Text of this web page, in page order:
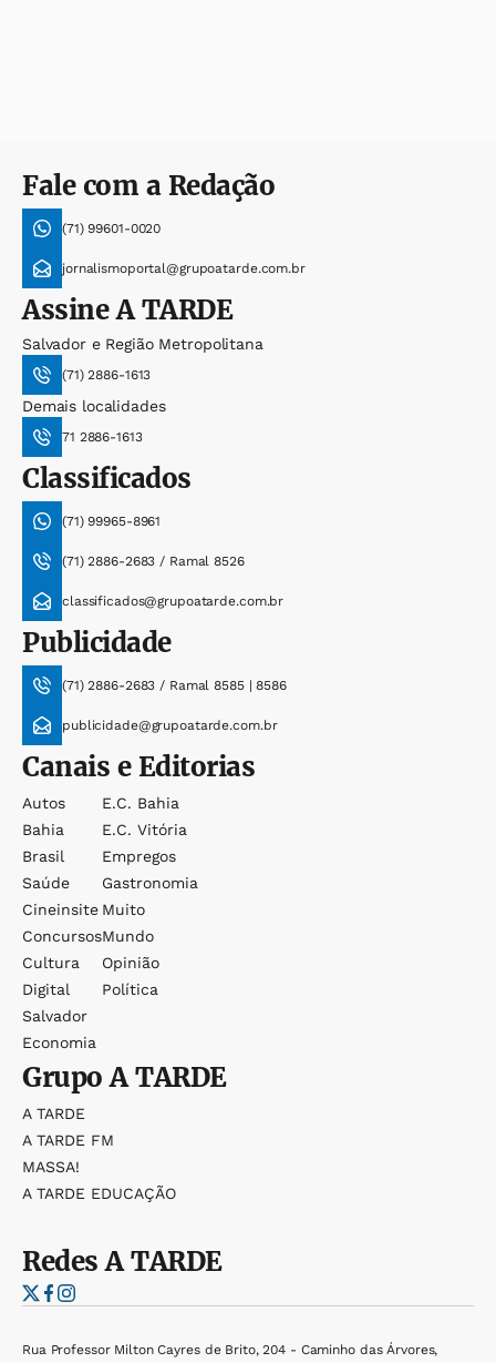
Fale com a Redação
(71) 99601-0020
jornalismoportal@grupoatarde.com.br
AssineA TARDE
Salvador e Região Metropolitana
(71) 2886-1613
Demais localidades
71 2886-1613
Classificados
(71) 99965-8961
(71) 2886-2683 / Ramal 8526
classificados@grupoatarde.com.br
Publicidade
(71) 2886-2683 / Ramal 8585 | 8586
publicidade@grupoatarde.com.br
Canais e Editorias
Autos
Bahia
Brasil
Saúde
Cineinsite
Concursos
Cultura
Digital
Salvador
Economia
E.c. Bahia
E.c. Vitória
Empregos
Gastronomia
Muito
Mundo
Opinião
Política
GrupoA TARDE
A TARDE
A TARDE FM
MASSA!
A TARDE EDUCAÇÃO
RedesA TARDE
Rua Professor Milton Cayres de Brito, 204 - Caminho das Árvores,